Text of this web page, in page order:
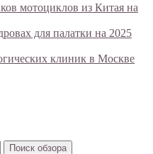
мотоциклов из Китая на
для палатки на 2025
клиник в Москве
Поиск обзора